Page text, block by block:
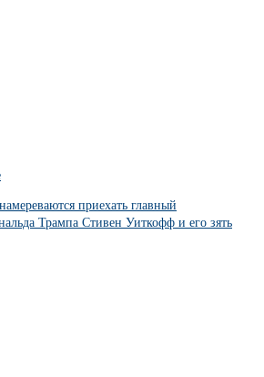
приехать главный
Трампа Стивен Уиткофф и его зять